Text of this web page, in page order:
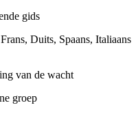
gids
Duits, Spaans, Italiaans
van de wacht
groep